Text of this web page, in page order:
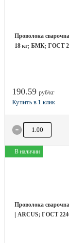
Проволока
18 кг; БМК; ГОСТ
190.59 руб/кг
Количество
В наличии
Проволока
| ARCUS; ГОСТ